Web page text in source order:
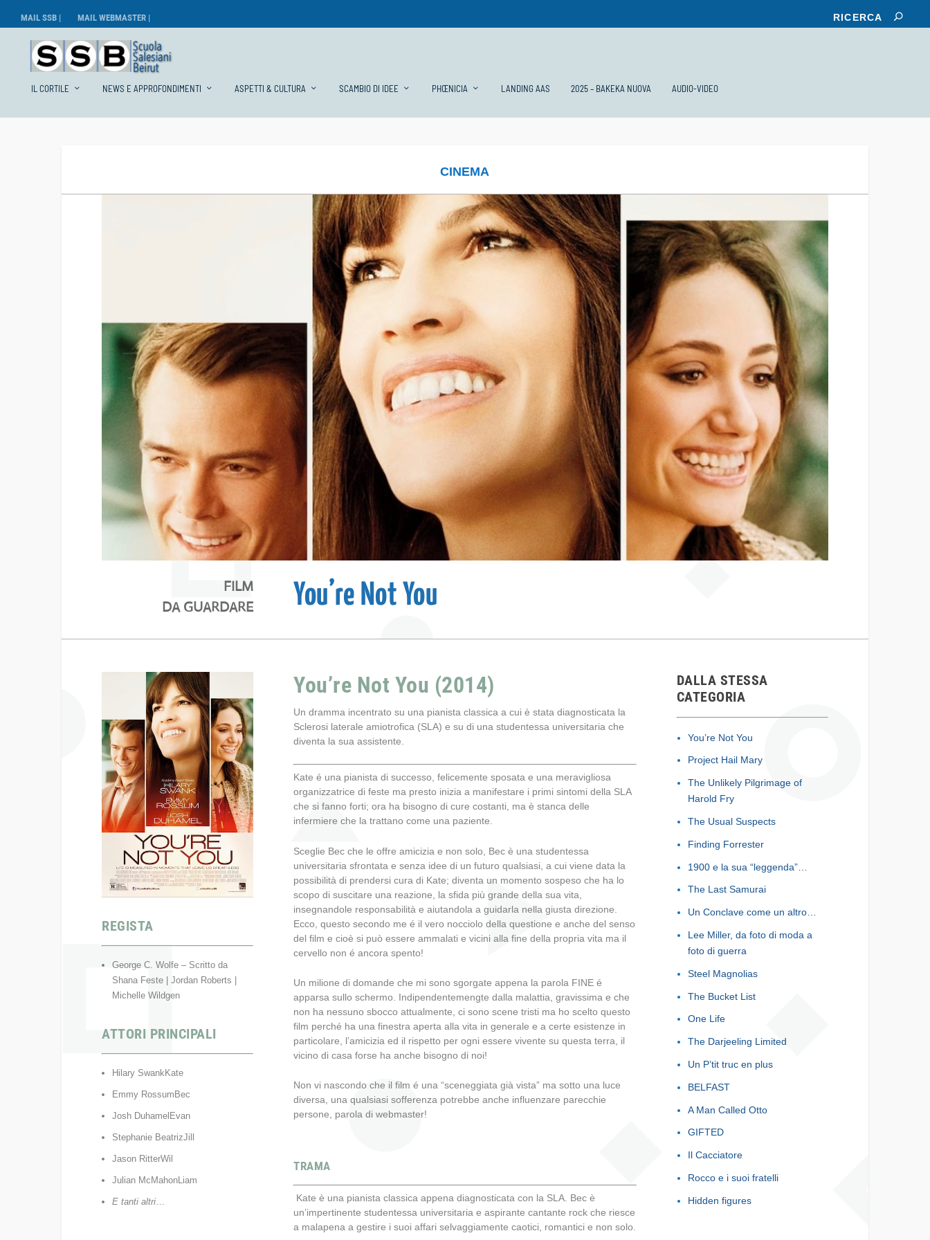
MAIL SSB | MAIL WEBMASTER |
IL CORTILE NEWS E APPROFONDIMENTI ASPETTI & CULTURA SCAMBIO DI IDEE PHŒNICIA LANDING AAS 2025 – BAKEKA NUOVA AUDIO-VIDEO
CINEMA
FILM
DA GUARDARE
You’re Not You
REGISTA
George C. Wolfe – Scritto da
Shana Feste | Jordan Roberts |
Michelle Wildgen
ATTORI PRINCIPALI
Hilary SwankKate
Emmy RossumBec
Josh DuhamelEvan
Stephanie BeatrizJill
Jason RitterWil
Julian McMahonLiam
E tanti altri…
You’re Not You (2014)
Un dramma incentrato su una pianista classica a cui è stata diagnosticata la
Sclerosi laterale amiotrofica (SLA) e su di una studentessa universitaria che
diventa la sua assistente.
Kate é una pianista di successo, felicemente sposata e una meravigliosa
organizzatrice di feste ma presto inizia a manifestare i primi sintomi della SLA
che si fanno forti; ora ha bisogno di cure costanti, ma è stanca delle
infermiere che la trattano come una paziente.
Sceglie Bec che le offre amicizia e non solo, Bec è una studentessa
universitaria sfrontata e senza idee di un futuro qualsiasi, a cui viene data la
possibilità di prendersi cura di Kate; diventa un momento sospeso che ha lo
scopo di suscitare una reazione, la sfida più grande della sua vita,
insegnandole responsabilità e aiutandola a guidarla nella giusta direzione.
Ecco, questo secondo me é il vero nocciolo della questione e anche del senso
del film e cioè si può essere ammalati e vicini alla fine della propria vita ma il
cervello non é ancora spento!
Un milione di domande che mi sono sgorgate appena la parola FINE é
apparsa sullo schermo. Indipendentemengte dalla malattia, gravissima e che
non ha nessuno sbocco attualmente, ci sono scene tristi ma ho scelto questo
film perché ha una finestra aperta alla vita in generale e a certe esistenze in
particolare, l’amicizia ed il rispetto per ogni essere vivente su questa terra, il
vicino di casa forse ha anche bisogno di noi!
Non vi nascondo che il film é una “sceneggiata già vista” ma sotto una luce
diversa, una qualsiasi sofferenza potrebbe anche influenzare parecchie
persone, parola di webmaster!
TRAMA
Kate è una pianista classica appena diagnosticata con la SLA. Bec è
un’impertinente studentessa universitaria e aspirante cantante rock che riesce
a malapena a gestire i suoi affari selvaggiamente caotici, romantici e non solo.
DALLA STESSA
CATEGORIA
You’re Not You
Project Hail Mary
The Unlikely Pilgrimage of
Harold Fry
The Usual Suspects
Finding Forrester
1900 e la sua “leggenda”…
The Last Samurai
Un Conclave come un altro…
Lee Miller, da foto di moda a
foto di guerra
Steel Magnolias
The Bucket List
One Life
The Darjeeling Limited
Un P’tit truc en plus
BELFAST
A Man Called Otto
GIFTED
Il Cacciatore
Rocco e i suoi fratelli
Hidden figures